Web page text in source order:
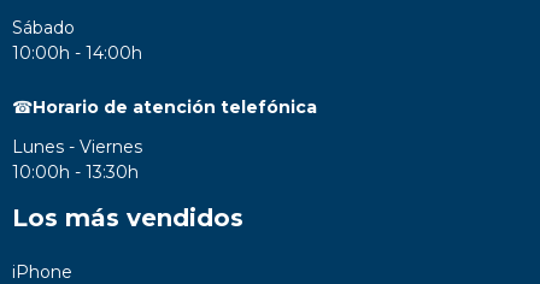
Sábado
10:00h - 14:00h
☎Horario de atención telefónica
Lunes - Viernes
10:00h - 13:30h
Los más vendidos
iPhone